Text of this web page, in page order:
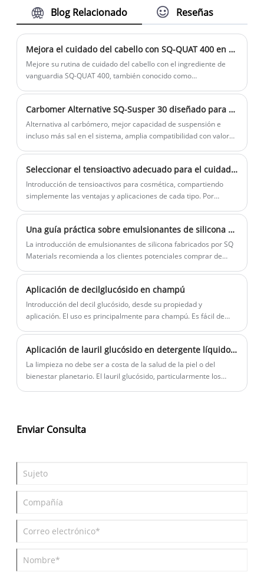
adecuado para fórmula transparente,
funciona para suspender cuentas o ZPT
como estabilizador.
Blog Relacionado Reseñas
Mejora el cuidado del cabello con SQ-QUAT 400 en tu champú
Mejore su rutina de cuidado del cabello con el ingrediente de
vanguardia SQ-QUAT 400, también conocido como
lo que garantiza que su producto permanezca visualmente puro
y, al mismo tiempo, brinde beneficios excepcionales.
Carbomer Alternative SQ-Susper 30 diseñado para champú y detergente líquido para ropa
Alternativa al carbómero, mejor capacidad de suspensión e
incluso más sal en el sistema, amplia compatibilidad con valores
Seleccionar el tensioactivo adecuado para el cuidado personal
Introducción de tensioactivos para cosmética, compartiendo
simplemente las ventajas y aplicaciones de cada tipo. Por
Una guía práctica sobre emulsionantes de silicona en cosméticos de agua en aceite
La introducción de emulsionantes de silicona fabricados por SQ
Materials recomienda a los clientes potenciales comprar de
Aplicación de decilglucósido en champú
Introducción del decil glucósido, desde su propiedad y
aplicación. El uso es principalmente para champú. Es fácil de
Aplicación de lauril glucósido en detergente líquido para ropa
La limpieza no debe ser a costa de la salud de la piel o del
bienestar planetario. El lauril glucósido, particularmente los
Enviar Consulta